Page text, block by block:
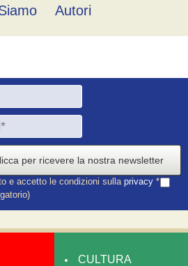
Autori
per ricevere la nostra newsletter
e accetto le condizioni sulla privacy *
CULTURA